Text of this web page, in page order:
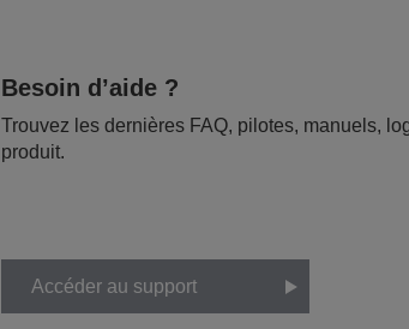
Besoin d’aide ?
Trouvez les dernières FAQ, pilotes, manuels,
produit.
Accéder au support